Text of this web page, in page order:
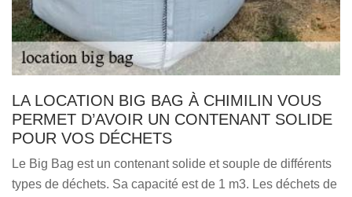
LA LOCATION BIG BAG À CHIMILIN VOUS
PERMET D’AVOIR UN CONTENANT SOLIDE
POUR VOS DÉCHETS
Le Big Bag est un contenant solide et souple de différents
types de déchets. Sa capacité est de 1 m3. Les déchets de